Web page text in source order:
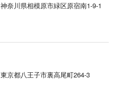
神奈川県相模原市緑区原宿南1-9-1
東京都八王子市裏高尾町264‐3